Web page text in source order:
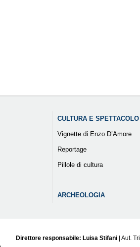
CULTURA E SPETTACOLO
Vignette di Enzo D’Amore
Reportage
Pillole di cultura
ARCHEOLOGIA
Direttore responsabile: Luisa Stifani | Aut.